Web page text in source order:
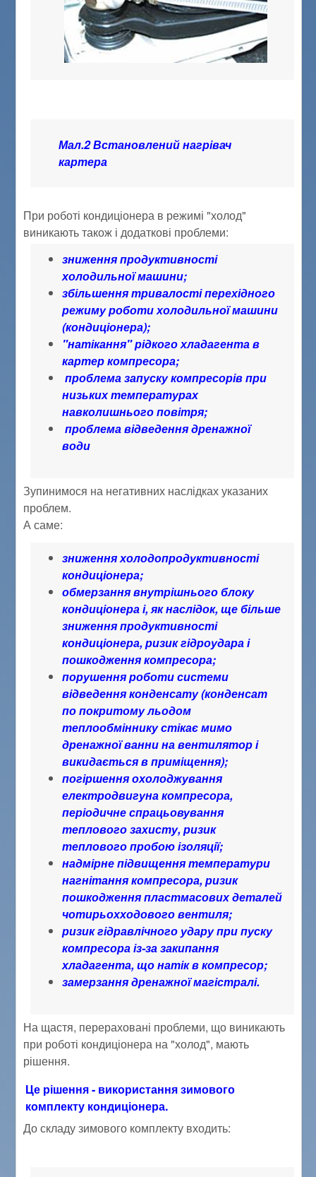
Мал.2 Встановлений нагрівач
картера
При роботі кондиціонера в режимі "холод"
виникають також і додаткові проблеми:
зниження продуктивності
холодильної машини;
збільшення тривалості перехідного
режиму роботи холодильної машини
(кондиціонера);
"натікання" рідкого хладагента в
картер компресора;
проблема запуску компресорів при
низьких температурах
навколишнього повітря;
проблема відведення дренажної
води
Зупинимося на негативних наслідках указаних
проблем.
А саме:
зниження холодопродуктивності
кондиціонера;
обмерзання внутрішнього блоку
кондиціонера і, як наслідок, ще більше
зниження продуктивності
кондиціонера, ризик гідроудара і
пошкодження компресора;
порушення роботи системи
відведення конденсату (конденсат
по покритому льодом
теплообміннику стікає мимо
дренажної ванни на вентилятор і
викидається в приміщення);
погіршення охолоджування
електродвигуна компресора,
періодичне спрацьовування
теплового захисту, ризик
теплового пробою ізоляції;
надмірне підвищення температури
нагнітання компресора, ризик
пошкодження пластмасових деталей
чотирьохходового вентиля;
ризик гідравлічного удару при пуску
компресора із-за закипання
хладагента, що натік в компресор;
замерзання дренажної магістралі.
На щастя, перераховані проблеми, що виникають
при роботі кондиціонера на "холод", мають
рішення.
Це рішення - використання зимового
комплекту кондиціонера.
До складу зимового комплекту входить: